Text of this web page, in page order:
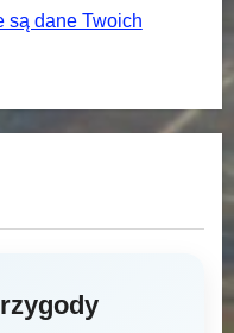
są dane Twoich